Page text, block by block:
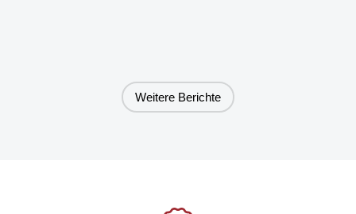
Weitere Berichte